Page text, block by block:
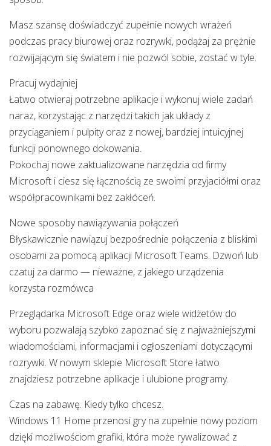
Masz szansę doświadczyć zupełnie nowych wrażeń
podczas pracy biurowej oraz rozrywki, podążaj za prężnie
rozwijającym się światem i nie pozwól sobie, zostać w tyle.
Pracuj wydajniej
Łatwo otwieraj potrzebne aplikacje i wykonuj wiele zadań
naraz, korzystając z narzędzi takich jak układy z
przyciąganiem i pulpity oraz z nowej, bardziej intuicyjnej
funkcji ponownego dokowania.
Pokochaj nowe zaktualizowane narzędzia od firmy
Microsoft i ciesz się łącznością ze swoimi przyjaciółmi oraz
współpracownikami bez zakłóceń.
Nowe sposoby nawiązywania połączeń
Błyskawicznie nawiązuj bezpośrednie połączenia z bliskimi
osobami za pomocą aplikacji Microsoft Teams. Dzwoń lub
czatuj za darmo — nieważne, z jakiego urządzenia
korzysta rozmówca
Przeglądarka Microsoft Edge oraz wiele widżetów do
wyboru pozwalają szybko zapoznać się z najważniejszymi
wiadomościami, informacjami i ogłoszeniami dotyczącymi
rozrywki. W nowym sklepie Microsoft Store łatwo
znajdziesz potrzebne aplikacje i ulubione programy.
Czas na zabawę. Kiedy tylko chcesz.
Windows 11 Home przenosi gry na zupełnie nowy poziom
dzięki możliwościom grafiki, która może rywalizować z